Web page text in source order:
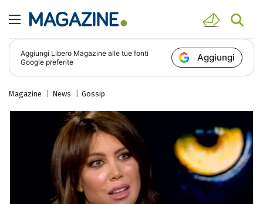
Aggiungi Libero Magazine alle tue fonti
Google preferite
Aggiungi
Magazine News Gossip